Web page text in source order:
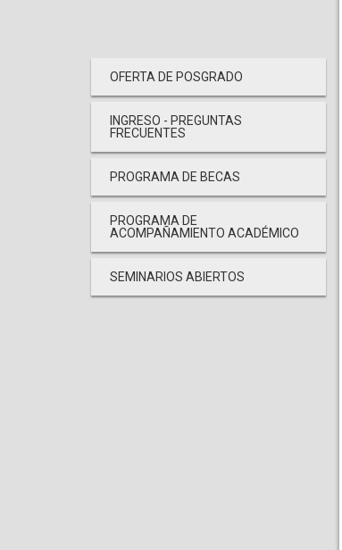
OFERTA DE POSGRADO
INGRESO - PREGUNTAS
FRECUENTES
PROGRAMA DE BECAS
PROGRAMA DE
ACOMPAÑAMIENTO ACADÉMICO
SEMINARIOS ABIERTOS